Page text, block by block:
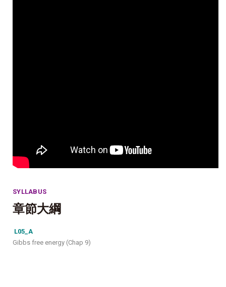
SYLLABUS
章節大綱
L05_A
Gibbs free energy (Chap 9)